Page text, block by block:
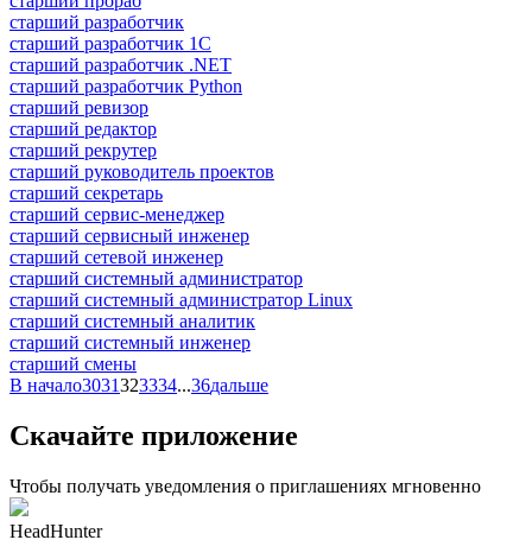
старший разработчик
старший разработчик 1С
старший разработчик .NET
старший разработчик Python
старший ревизор
старший редактор
старший рекрутер
старший руководитель проектов
старший секретарь
старший сервис-менеджер
старший сервисный инженер
старший сетевой инженер
старший системный администратор
старший системный администратор Linux
старший системный аналитик
старший системный инженер
старший смены
В начало3031323334...36дальше
Скачайте приложение
Чтобы получать уведомления о приглашениях мгновенно
HeadHunter